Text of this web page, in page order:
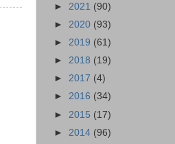
► 2021 (90)
► 2020 (93)
► 2019 (61)
► 2018 (19)
► 2017 (4)
► 2016 (34)
► 2015 (17)
► 2014 (96)